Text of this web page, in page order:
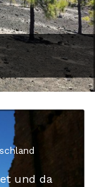
zur
und da